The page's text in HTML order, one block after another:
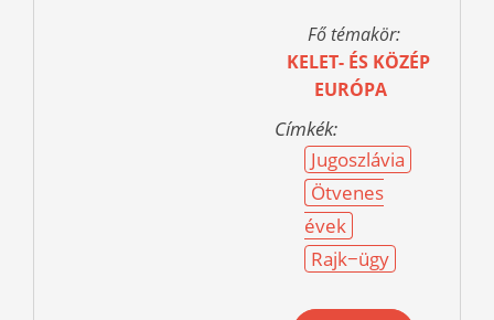
Fő témakör:
KELET- ÉS KÖZÉP
EURÓPA
Címkék:
Jugoszlávia
Ötvenes
évek
Rajk−ügy